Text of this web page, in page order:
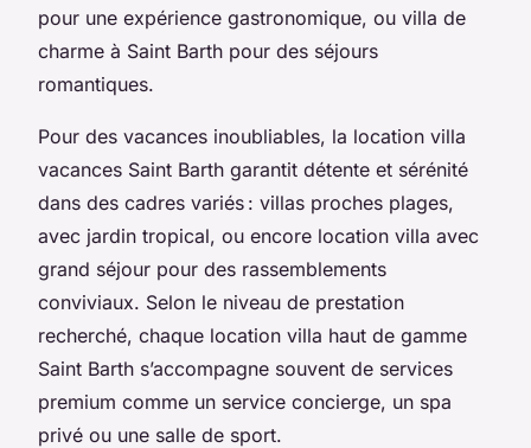
pour une expérience gastronomique, ou villa de
charme à Saint Barth pour des séjours
romantiques.
Pour des vacances inoubliables, la location villa
vacances Saint Barth garantit détente et sérénité
dans des cadres variés : villas proches plages,
avec jardin tropical, ou encore location villa avec
grand séjour pour des rassemblements
conviviaux. Selon le niveau de prestation
recherché, chaque location villa haut de gamme
Saint Barth s’accompagne souvent de services
premium comme un service concierge, un spa
privé ou une salle de sport.